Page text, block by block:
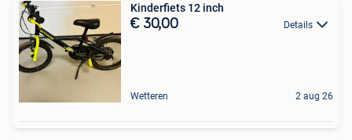
Kinderfiets 12 inch
€ 30,00 Details
Wetteren 2 aug 26